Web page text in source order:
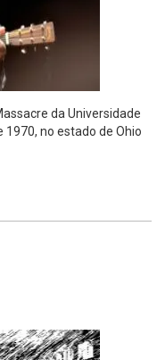
da Universidade
no estado de Ohio